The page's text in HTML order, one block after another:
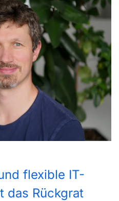
flexible IT-
das Rückgrat